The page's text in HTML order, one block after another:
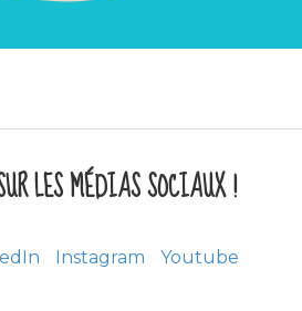
LES MÉDIAS SOCIAUX !
Instagram Youtube